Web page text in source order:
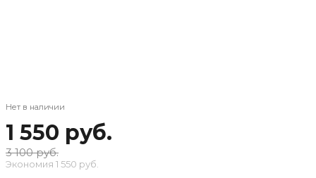
Нет в наличии
1 550 руб.
3 100 руб.
Экономия 1 550 руб.